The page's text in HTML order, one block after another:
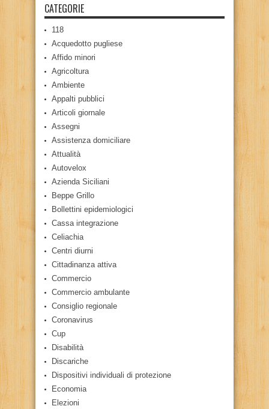
CATEGORIE
118
Acquedotto pugliese
Affido minori
Agricoltura
Ambiente
Appalti pubblici
Articoli giornale
Assegni
Assistenza domiciliare
Attualità
Autovelox
Azienda Siciliani
Beppe Grillo
Bollettini epidemiologici
Cassa integrazione
Celiachia
Centri diurni
Cittadinanza attiva
Commercio
Commercio ambulante
Consiglio regionale
Coronavirus
Cup
Disabilità
Discariche
Dispositivi individuali di protezione
Economia
Elezioni